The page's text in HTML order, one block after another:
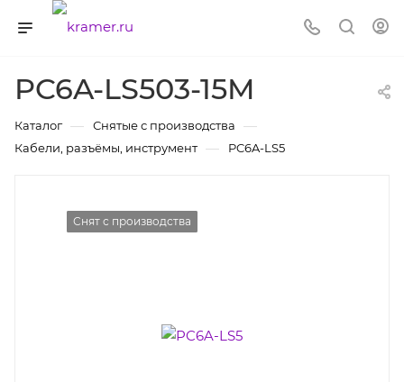
PC6A-LS503-15M
Каталог — Снятые с производства —
Кабели, разъёмы, инструмент — PC6A-LS5
Снят с производства
Снят с производства